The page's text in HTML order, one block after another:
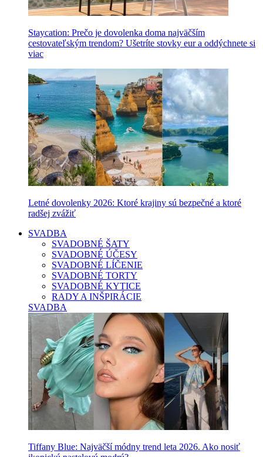
Staycation: Prečo je dovolenka doma najväčším
cestovateľským trendom? Ušetríte stovky eur a oddýchnete si
viac
Letné dovolenky 2026: Ktoré krajiny sú bezpečné a ktoré
radšej zvážiť
SVADBA
SVADOBNÉ ŠATY
SVADOBNÉ ÚČESY
SVADOBNÉ LÍČENIE
SVADOBNÉ TORTY
SVADOBNÉ KYTICE
RADY A INŠPIRÁCIE
SVADBA
Tiffany Blue: Najväčší módny trend leta 2026. Ako nosiť